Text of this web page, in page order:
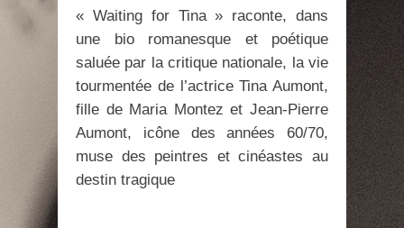
« Waiting for Tina » raconte, dans
une bio romanesque et poétique
saluée par la critique nationale, la vie
tourmentée de l’actrice Tina Aumont,
fille de Maria Montez et Jean-Pierre
Aumont, icône des années 60/70,
muse des peintres et cinéastes au
destin tragique